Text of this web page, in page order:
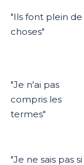
"Ils font plein de
choses"
"Je n'ai pas
compris les
termes"
"Je ne sais pas si